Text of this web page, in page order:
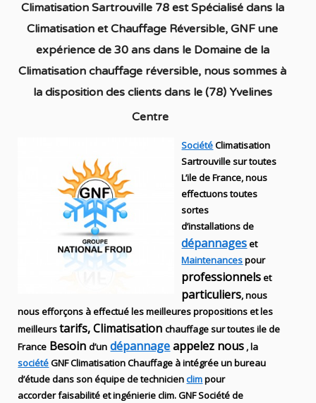
Climatisation Sartrouville 78 est Spécialisédans la
Climatisation et Chauffage Réversible, GNF une
expérience de 30 ans dans le Domaine de la
Climatisation chauffage réversible, nous sommes à
la disposition des clients dansle (78) Yvelines
Centre
SociétéClimatisation
Sartrouville sur toutes
L’ile de France, nous
effectuons toutes
sortes
d’installationsde
dépannageset
Maintenancespour
professionnelset
particuliers, nous
nous efforçons à effectué les meilleures propositions et les
meilleurstarifs, Climatisationchauffage sur toutes ile de
France Besoind’un dépannageappelez nous , la
sociétéGNFClimatisation Chauffage à intégrée un bureau
d’étude dans son équipe de technicienclimpour
accorder faisabilité et ingénierieclim.GNFSociété de